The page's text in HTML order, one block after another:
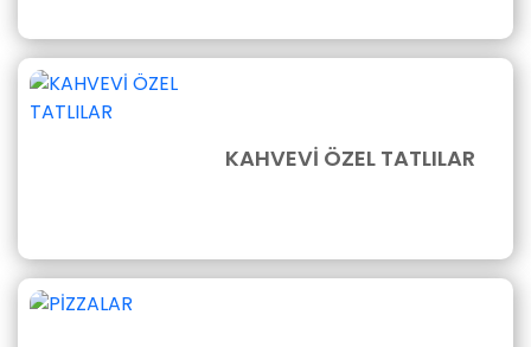
KAHVEVİ ÖZEL TATLILAR